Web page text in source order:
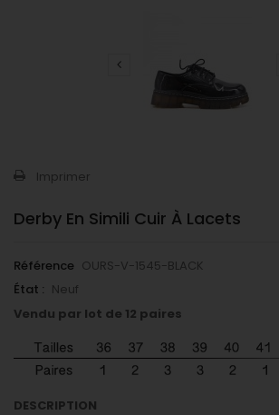
Imprimer
Derby En Simili Cuir À Lacets
Référence OURS-V-1545-BLACK
État : Neuf
Vendu par lot de 12 paires
DESCRIPTION